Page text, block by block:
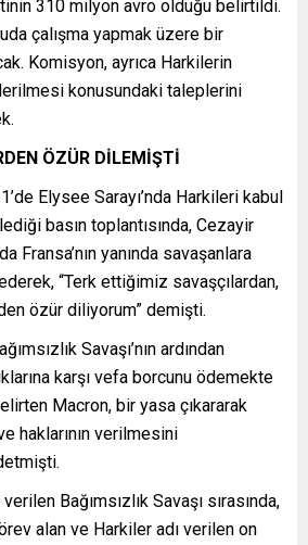
310 milyon avro olduğu belirtildi.
çalışma yapmak üzere bir
Komisyon, ayrıca Harkilerin
konusundaki taleplerini
ÖZÜR DİLEMİŞTİ
Elysee Sarayı’nda Harkileri kabul
basın toplantısında, Cezayir
Fransa’nın yanında savaşanlara
“Terk ettiğimiz savaşçılardan,
özür diliyorum” demişti.
Savaşı’nın ardından
karşı vefa borcunu ödemekte
Macron, bir yasa çıkararak
haklarının verilmesini
Bağımsızlık Savaşı sırasında,
alan ve Harkiler adı verilen on